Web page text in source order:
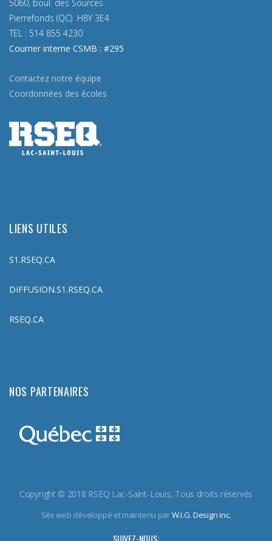
5060, boul. des Sources
Pierrefonds (QC) H8Y 3E4
TEL : 514 855 4230
Courrier interne CSMB : #295
Contactez notre équipe
Coordonnées des écoles
LIENS UTILES
S1.RSEQ.CA
DIFFUSION.S1.RSEQ.CA
RSEQ.CA
NOS PARTENAIRES
Copyright © 2018 RSEQ Lac-Saint-Louis, Tous droits réservés
Site web développé et maintenu parW.I.G. Design inc.
SUIVEZ-NOUS: